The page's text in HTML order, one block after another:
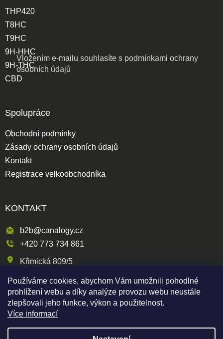
Používáme cookies, abychom Vám umožnili pohodlné
prohlížení webu a díky analýze provozu webu neustále
zlepšovali jeho funkce, výkon a použitelnost.
Více informací
Vložením e-mailu souhlasíte s podmínkami ochrany
osobních údajů
THP420
T8HC
T9HC
9H-HHC
9H-THC
CBD
Spolupráce
Obchodní podmínky
Zásady ochrany osobních údajů
Kontakt
Registrace velkoobchodníka
KONTAKT
b2b@canalogy.cz
+420 773 734 861
Křimická 809/5
318 00 Plzeň 3-Skvrňany
Česká republika
Shoptet | mime digital